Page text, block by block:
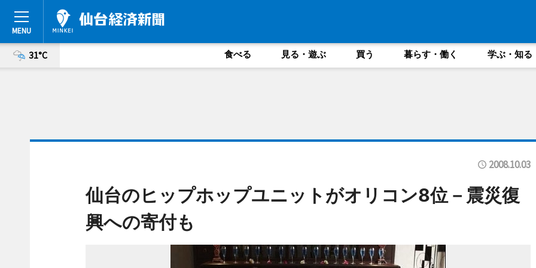
31°C 食べる 見る・遊ぶ 買う 暮らす・働く 学ぶ・知る
2008.10.03
仙台のヒップホップユニットがオリコン8位－震災復
興への寄付も